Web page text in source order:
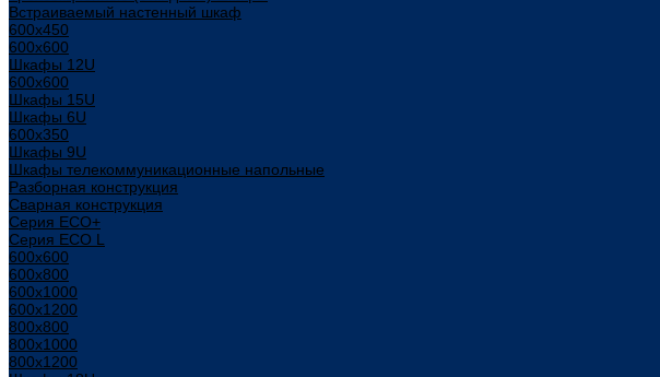
Встраиваемый настенный шкаф
600x450
600x600
Шкафы 12U
600x600
Шкафы 15U
Шкафы 6U
600x350
Шкафы 9U
Шкафы телекоммуникационные напольные
Разборная конструкция
Сварная конструкция
Серия ECO+
Серия ECO L
600x600
600x800
600х1000
600х1200
800x800
800х1000
800х1200